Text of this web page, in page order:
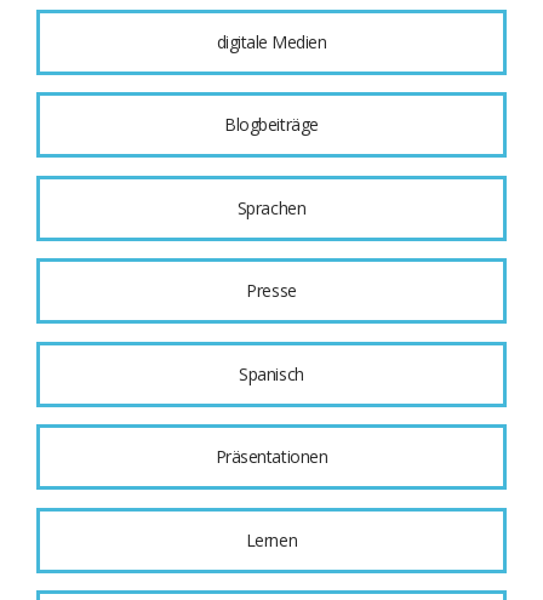
digitale Medien
Blogbeiträge
Sprachen
Presse
Spanisch
Präsentationen
Lernen